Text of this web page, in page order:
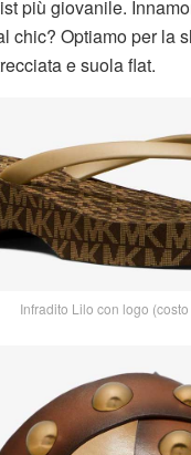
più giovanile.
chic? Optiamo per la
e suola flat.
Infradito Lilo con logo